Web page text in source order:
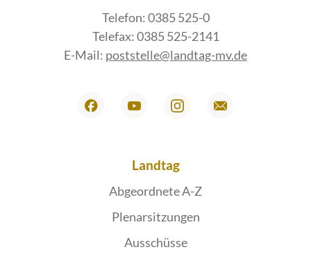
Telefon: 0385 525-0
Telefax: 0385 525-2141
E-Mail: poststelle@landtag-mv.de
Landtag
Abgeordnete A-Z
Plenarsitzungen
Ausschüsse